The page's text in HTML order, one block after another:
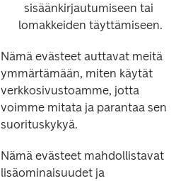
sisäänkirjautumiseen tai
lomakkeiden täyttämiseen.
Nämä evästeet auttavat meitä
ymmärtämään, miten käytät
verkkosivustoamme, jotta
voimme mitata ja parantaa sen
suorituskykyä.
Nämä evästeet mahdollistavat
lisäominaisuudet ja